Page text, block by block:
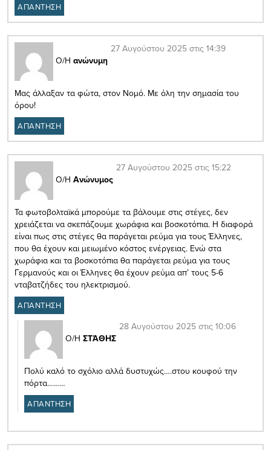
ΑΠΑΝΤΗΣΗ
Ο/Η ανώνυμη
27 Αυγούστου 2025 στις 14:39
Μας άλλαξαν τα φώτα, στον Νομό. Με όλη την σημασία του
όρου!
ΑΠΑΝΤΗΣΗ
Ο/Η Ανώνυμος
27 Αυγούστου 2025 στις 15:22
Τα φωτοβολταϊκά μπορούμε τα βάλουμε στις στέγες, δεν
χρειάζεται να σκεπάζουμε χωράφια και βοσκοτόπια. Η διαφορά
είναι πως στις στέγες θα παράγεται ρεύμα για τους Έλληνες,
που θα έχουν και μειωμένο κόστος ενέργειας. Ενώ στα
χωράφια και τα βοσκοτόπια θα παράγεται ρεύμα για τους
Γερμανούς και οι Έλληνες θα έχουν ρεύμα απ’ τους 5-6
νταβατζήδες του ηλεκτρισμού.
ΑΠΑΝΤΗΣΗ
Ο/Η ΣΤΆΘΗΣ
28 Αυγούστου 2025 στις 10:06
Πολύ καλό το σχόλιο αλλά δυστυχώς….στου κουφού την
πόρτα………
ΑΠΑΝΤΗΣΗ